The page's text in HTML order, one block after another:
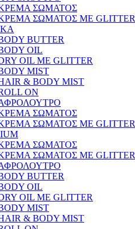
ΣΩΜΑΤΟΣ
ΣΩΜΑΤΟΣ ΜΕ GLITTER
BUTTER
OIL
OIL ΜΕ GLITTER
MIST
& BODY MIST
ON
ΣΩΜΑΤΟΣ
ΣΩΜΑΤΟΣ ΜΕ GLITTER
ΣΩΜΑΤΟΣ
ΣΩΜΑΤΟΣ ΜΕ GLITTER
BUTTER
OIL
OIL ΜΕ GLITTER
MIST
& BODY MIST